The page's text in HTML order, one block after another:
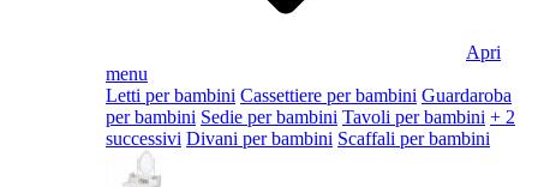
Apri
menu
Letti per bambini Cassettiere per bambini Guardaroba
per bambini Sedie per bambini Tavoli per bambini + 2
successivi Divani per bambini Scaffali per bambini